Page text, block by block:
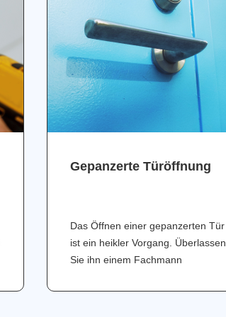
Gepanzerte Türöffnung
Das Öffnen einer gepanzerten Tür
ist ein heikler Vorgang. Überlassen
Sie ihn einem Fachmann